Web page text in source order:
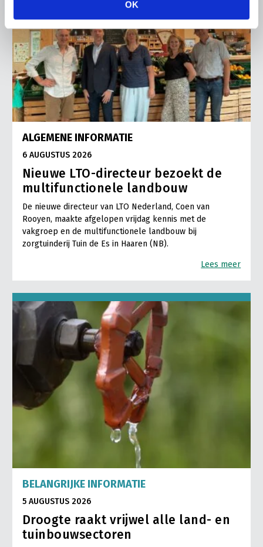
OK
ALGEMENE INFORMATIE
6 AUGUSTUS 2026
Nieuwe LTO-directeur bezoekt de
multifunctionele landbouw
De nieuwe directeur van LTO Nederland, Coen van
Rooyen, maakte afgelopen vrijdag kennis met de
vakgroep en de multifunctionele landbouw bij
zorgtuinderij Tuin de Es in Haaren (NB).
Lees meer
BELANGRIJKE INFORMATIE
5 AUGUSTUS 2026
Droogte raakt vrijwel alle land- en
tuinbouwsectoren